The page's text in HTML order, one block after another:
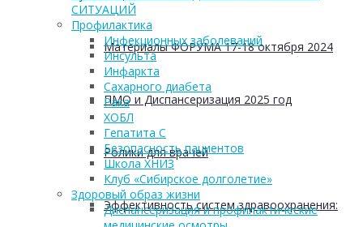
Материалы ФОРУМА 17-18 октября 2024
ПМО и Диспансеризация 2025 год
Ролики для врачей
Эффективность систем здравоохранения:
СИТУАЦИЙ
Профилактика
Инфекционных заболеваний
Инсульта
Инфаркта
Сахарного диабета
Рака
ХОБЛ
Гепатита С
Безопасность пациентов
Школа ХНИЗ
Клуб «Сибирское долголетие»
Здоровый образ жизни
Диспансеризация и профилактические